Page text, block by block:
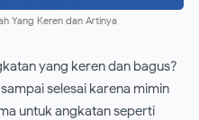
Yang Keren dan Artinya
yang keren dan bagus?
selesai karena mimin
untuk angkatan seperti